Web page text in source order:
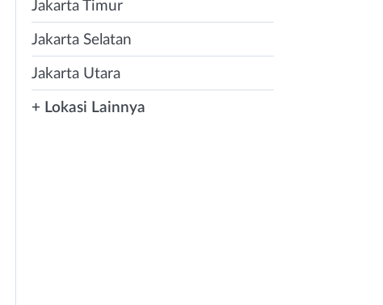
Jakarta Timur
Jakarta Selatan
Jakarta Utara
+ Lokasi Lainnya